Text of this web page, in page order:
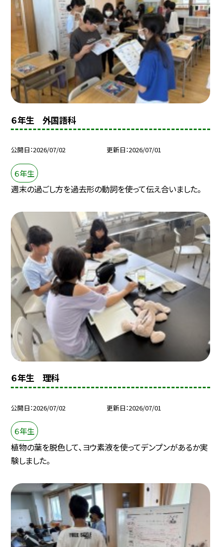
６年生 外国語科
公開日 2026/07/02 更新日 2026/07/01
６年生
週末の過ごし方を過去形の動詞を使って伝え合いました。
６年生 理科
公開日 2026/07/02 更新日 2026/07/01
６年生
植物の葉を脱色して、ヨウ素液を使ってデンプンがあるか実
験しました。